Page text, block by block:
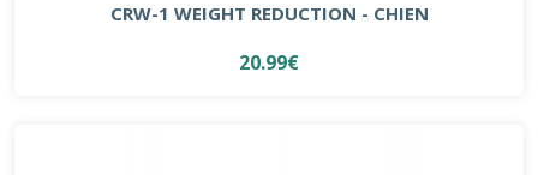
CRW-1 WEIGHT REDUCTION - CHIEN
20.99€